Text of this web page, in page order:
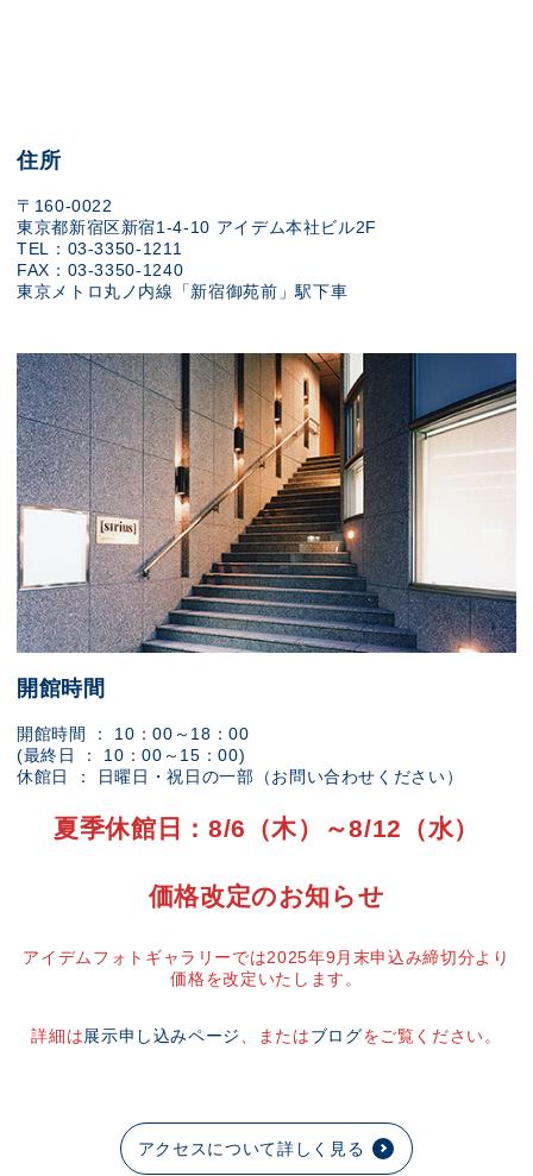
住所
〒160-0022
東京都新宿区新宿1-4-10 アイデム本社ビル2F
TEL：03-3350-1211
FAX：03-3350-1240
東京メトロ丸ノ内線「新宿御苑前」駅下車
開館時間
開館時間 ： 10：00～18：00
(最終日 ： 10：00～15：00)
休館日 ： 日曜日・祝日の一部（お問い合わせください）
夏季休館日：8/6（木）～8/12（水）
価格改定のお知らせ
アイデムフォトギャラリーでは2025年9月末申込み締切分より
価格を改定いたします。
詳細は展示申し込みページ 、またはブログをご覧ください。
アクセスについて詳しく見る